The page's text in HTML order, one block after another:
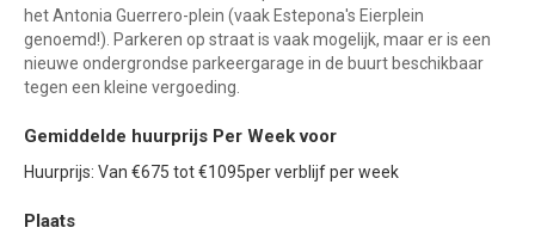
het Antonia Guerrero-plein (vaak Estepona's Eierplein
genoemd!). Parkeren op straat is vaak mogelijk, maar er is een
nieuwe ondergrondse parkeergarage in de buurt beschikbaar
tegen een kleine vergoeding.
Gemiddelde huurprijs Per Week voor
Huurprijs: Van €675 tot €1095per verblijf per week
Plaats